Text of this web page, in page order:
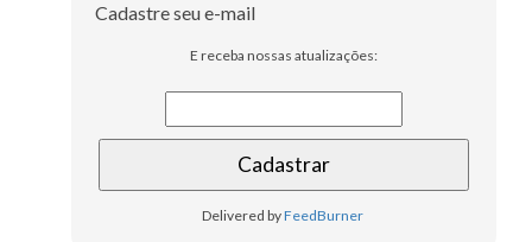
Cadastre seu e-mail
E receba nossas atualizações:
Delivered byFeedBurner